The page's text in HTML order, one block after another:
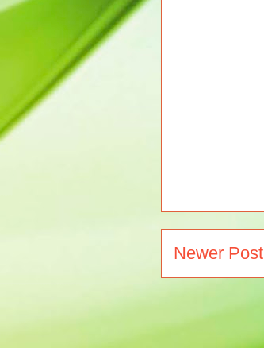
Newer Post